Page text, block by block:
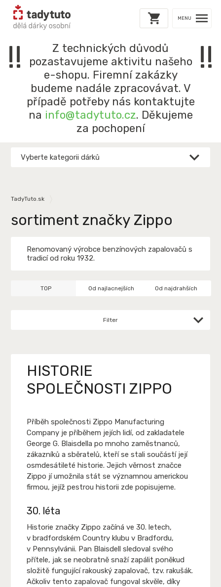
MENU
!!
!!
Z technických důvodů
pozastavujeme aktivitu našeho
e-shopu. Firemní zakázky
budeme nadále zpracovávat. V
případě potřeby nás kontaktujte
na info@tadytuto.cz. Děkujeme
za pochopení
Vyberte kategorii dárků
TadyTuto.sk
sortiment značky Zippo
Renomovaný výrobce benzínových zapalovačů s
tradicí od roku 1932.
TOP Od najlacnejších Od najdrahších
Filter
HISTORIE
SPOLEČNOSTI ZIPPO
Příběh společnosti Zippo Manufacturing
Company je příběhem jejích lidí, od zakladatele
George G. Blaisdella po mnoho zaměstnanců,
zákazníků a sběratelů, kteří se stali součástí její
osmdesátileté historie. Jejich věrnost značce
Zippo jí umožnila stát se významnou americkou
firmou, jejíž pestrou historii zde popisujeme.
30. léta
Historie značky Zippo začíná ve 30. letech,
v bradfordském Country klubu v Bradfordu,
v Pennsylvánii. Pan Blaisdell sledoval svého
přítele, jak se neobratně snaží zapálit poněkud
složitě fungující rakouský zapalovač, tzv. rakušák.
Ačkoliv tento zapalovač fungoval skvěle, díky